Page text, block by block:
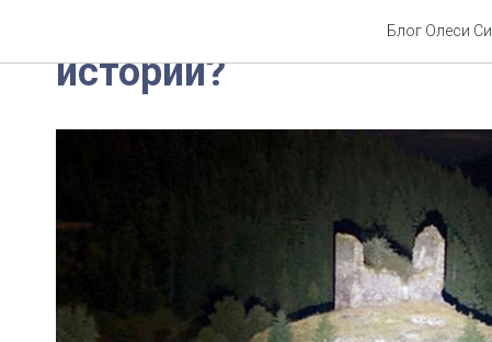
Блог Олеси
Как дать больше
истории?